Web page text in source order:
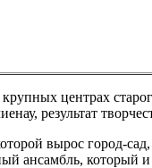
центрах
результат
вырос город-сад
ансамбль, который